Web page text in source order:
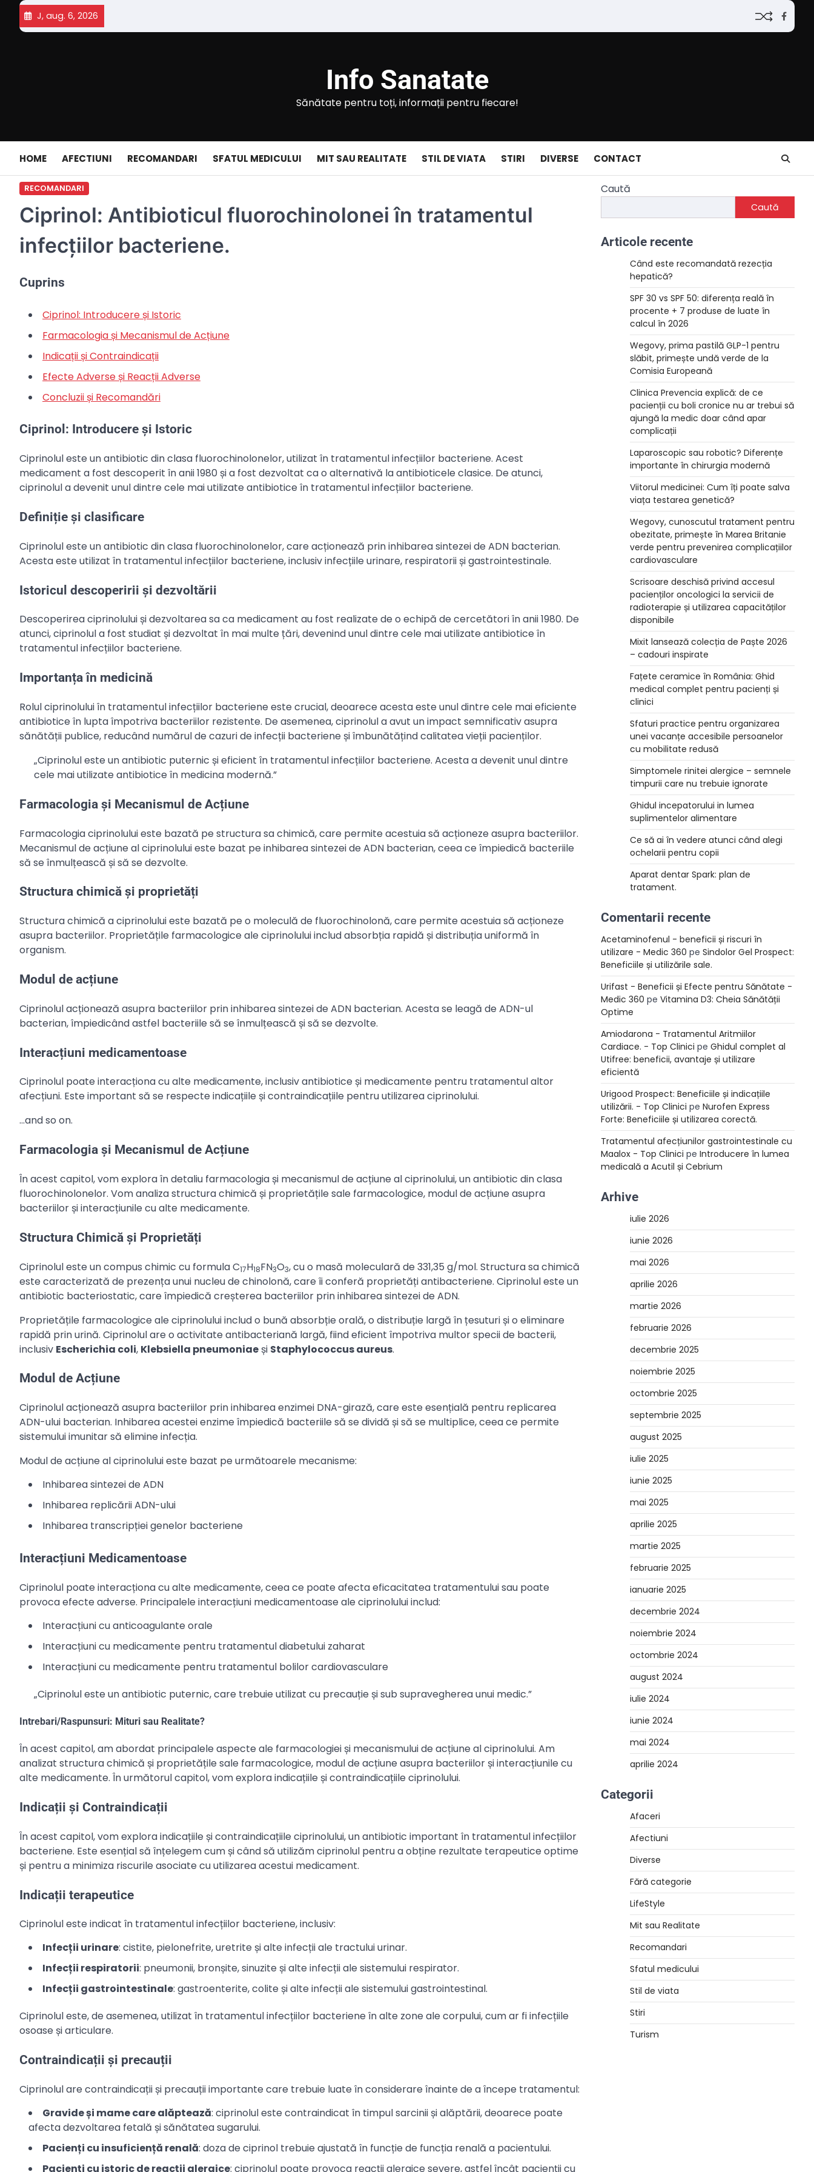
content
J, aug. 6, 2026
Info Sanatate
Sănătate pentru toți, informații pentru fiecare!
HOME AFECTIUNI RECOMANDARI SFATUL MEDICULUI MIT SAU REALITATE STIL DE VIATA STIRI DIVERSE CONTACT
RECOMANDARI
Ciprinol: Antibioticul fluorochinolonei în tratamentul
infecțiilor bacteriene.
Cuprins
Ciprinol: Introducere și Istoric
Farmacologia și Mecanismul de Acțiune
Indicații și Contraindicații
Efecte Adverse și Reacții Adverse
Concluzii și Recomandări
Ciprinol: Introducere și Istoric
Ciprinolul este un antibiotic din clasa fluorochinolonelor, utilizat în tratamentul infecțiilor bacteriene. Acest
medicament a fost descoperit în anii 1980 și a fost dezvoltat ca o alternativă la antibioticele clasice. De atunci,
ciprinolul a devenit unul dintre cele mai utilizate antibiotice în tratamentul infecțiilor bacteriene.
Definiție și clasificare
Ciprinolul este un antibiotic din clasa fluorochinolonelor, care acționează prin inhibarea sintezei de ADN bacterian.
Acesta este utilizat în tratamentul infecțiilor bacteriene, inclusiv infecțiile urinare, respiratorii și gastrointestinale.
Istoricul descoperirii și dezvoltării
Descoperirea ciprinolului și dezvoltarea sa ca medicament au fost realizate de o echipă de cercetători în anii 1980. De
atunci, ciprinolul a fost studiat și dezvoltat în mai multe țări, devenind unul dintre cele mai utilizate antibiotice în
tratamentul infecțiilor bacteriene.
Importanța în medicină
Rolul ciprinolului în tratamentul infecțiilor bacteriene este crucial, deoarece acesta este unul dintre cele mai eficiente
antibiotice în lupta împotriva bacteriilor rezistente. De asemenea, ciprinolul a avut un impact semnificativ asupra
sănătății publice, reducând numărul de cazuri de infecții bacteriene și îmbunătățind calitatea vieții pacienților.
„Ciprinolul este un antibiotic puternic și eficient în tratamentul infecțiilor bacteriene. Acesta a devenit unul dintre
cele mai utilizate antibiotice în medicina modernă.”
Farmacologia și Mecanismul de Acțiune
Farmacologia ciprinolului este bazată pe structura sa chimică, care permite acestuia să acționeze asupra bacteriilor.
Mecanismul de acțiune al ciprinolului este bazat pe inhibarea sintezei de ADN bacterian, ceea ce împiedică bacteriile
să se înmulțească și să se dezvolte.
Structura chimică și proprietăți
Structura chimică a ciprinolului este bazată pe o moleculă de fluorochinolonă, care permite acestuia să acționeze
asupra bacteriilor. Proprietățile farmacologice ale ciprinolului includ absorbția rapidă și distribuția uniformă în
organism.
Modul de acțiune
Ciprinolul acționează asupra bacteriilor prin inhibarea sintezei de ADN bacterian. Acesta se leagă de ADN-ul
bacterian, împiedicând astfel bacteriile să se înmulțească și să se dezvolte.
Interacțiuni medicamentoase
Ciprinolul poate interacționa cu alte medicamente, inclusiv antibiotice și medicamente pentru tratamentul altor
afecțiuni. Este important să se respecte indicațiile și contraindicațiile pentru utilizarea ciprinolului.
…and so on.
Farmacologia și Mecanismul de Acțiune
În acest capitol, vom explora în detaliu farmacologia și mecanismul de acțiune al ciprinolului, un antibiotic din clasa
fluorochinolonelor. Vom analiza structura chimică și proprietățile sale farmacologice, modul de acțiune asupra
bacteriilor și interacțiunile cu alte medicamente.
Structura Chimică și Proprietăți
Ciprinolul este un compus chimic cu formula C17H18FN3O3, cu o masă moleculară de 331,35 g/mol. Structura sa chimică
este caracterizată de prezența unui nucleu de chinolonă, care îi conferă proprietăți antibacteriene. Ciprinolul este un
antibiotic bacteriostatic, care împiedică creșterea bacteriilor prin inhibarea sintezei de ADN.
Proprietățile farmacologice ale ciprinolului includ o bună absorbție orală, o distribuție largă în țesuturi și o eliminare
rapidă prin urină. Ciprinolul are o activitate antibacteriană largă, fiind eficient împotriva multor specii de bacterii,
inclusiv Escherichia coli, Klebsiella pneumoniae și Staphylococcus aureus.
Modul de Acțiune
Ciprinolul acționează asupra bacteriilor prin inhibarea enzimei DNA-girază, care este esențială pentru replicarea
ADN-ului bacterian. Inhibarea acestei enzime împiedică bacteriile să se dividă și să se multiplice, ceea ce permite
sistemului imunitar să elimine infecția.
Modul de acțiune al ciprinolului este bazat pe următoarele mecanisme:
Inhibarea sintezei de ADN
Inhibarea replicării ADN-ului
Inhibarea transcripției genelor bacteriene
Interacțiuni Medicamentoase
Ciprinolul poate interacționa cu alte medicamente, ceea ce poate afecta eficacitatea tratamentului sau poate
provoca efecte adverse. Principalele interacțiuni medicamentoase ale ciprinolului includ:
Interacțiuni cu anticoagulante orale
Interacțiuni cu medicamente pentru tratamentul diabetului zaharat
Interacțiuni cu medicamente pentru tratamentul bolilor cardiovasculare
„Ciprinolul este un antibiotic puternic, care trebuie utilizat cu precauție și sub supravegherea unui medic.”
Intrebari/Raspunsuri: Mituri sau Realitate?
În acest capitol, am abordat principalele aspecte ale farmacologiei și mecanismului de acțiune al ciprinolului. Am
analizat structura chimică și proprietățile sale farmacologice, modul de acțiune asupra bacteriilor și interacțiunile cu
alte medicamente. În următorul capitol, vom explora indicațiile și contraindicațiile ciprinolului.
Indicații și Contraindicații
În acest capitol, vom explora indicațiile și contraindicațiile ciprinolului, un antibiotic important în tratamentul infecțiilor
bacteriene. Este esențial să înțelegem cum și când să utilizăm ciprinolul pentru a obține rezultate terapeutice optime
și pentru a minimiza riscurile asociate cu utilizarea acestui medicament.
Indicații terapeutice
Ciprinolul este indicat în tratamentul infecțiilor bacteriene, inclusiv:
Infecții urinare: cistite, pielonefrite, uretrite și alte infecții ale tractului urinar.
Infecții respiratorii: pneumonii, bronșite, sinuzite și alte infecții ale sistemului respirator.
Infecții gastrointestinale: gastroenterite, colite și alte infecții ale sistemului gastrointestinal.
Ciprinolul este, de asemenea, utilizat în tratamentul infecțiilor bacteriene în alte zone ale corpului, cum ar fi infecțiile
osoase și articulare.
Contraindicații și precauții
Ciprinolul are contraindicații și precauții importante care trebuie luate în considerare înainte de a începe tratamentul:
Gravide și mame care alăptează: ciprinolul este contraindicat în timpul sarcinii și alăptării, deoarece poate
afecta dezvoltarea fetală și sănătatea sugarului.
Pacienți cu insuficiență renală: doza de ciprinol trebuie ajustată în funcție de funcția renală a pacientului.
Pacienți cu istoric de reacții alergice: ciprinolul poate provoca reacții alergice severe, astfel încât pacienții cu
Caută
Caută
Articole recente
Când este recomandată rezecția
hepatică?
SPF 30 vs SPF 50: diferența reală în
procente + 7 produse de luate în
calcul în 2026
Wegovy, prima pastilă GLP-1 pentru
slăbit, primește undă verde de la
Comisia Europeană
Clinica Prevencia explică: de ce
pacienții cu boli cronice nu ar trebui să
ajungă la medic doar când apar
complicații
Laparoscopic sau robotic? Diferențe
importante în chirurgia modernă
Viitorul medicinei: Cum îți poate salva
viața testarea genetică?
Wegovy, cunoscutul tratament pentru
obezitate, primește în Marea Britanie
verde pentru prevenirea complicațiilor
cardiovasculare
Scrisoare deschisă privind accesul
pacienților oncologici la servicii de
radioterapie și utilizarea capacităților
disponibile
Mixit lansează colecția de Paște 2026
– cadouri inspirate
Fațete ceramice în România: Ghid
medical complet pentru pacienți și
clinici
Sfaturi practice pentru organizarea
unei vacanțe accesibile persoanelor
cu mobilitate redusă
Simptomele rinitei alergice – semnele
timpurii care nu trebuie ignorate
Ghidul incepatorului in lumea
suplimentelor alimentare
Ce să ai în vedere atunci când alegi
ochelarii pentru copii
Aparat dentar Spark: plan de
tratament.
Comentarii recente
Acetaminofenul - beneficii și riscuri în
utilizare - Medic 360 pe Sindolor Gel Prospect:
Beneficiile și utilizările sale.
Urifast - Beneficii și Efecte pentru Sănătate -
Medic 360 pe Vitamina D3: Cheia Sănătății
Optime
Amiodarona - Tratamentul Aritmiilor
Cardiace. - Top Clinici pe Ghidul complet al
Utifree: beneficii, avantaje și utilizare
eficientă
Urigood Prospect: Beneficiile și indicațiile
utilizării. - Top Clinici pe Nurofen Express
Forte: Beneficiile și utilizarea corectă.
Tratamentul afecțiunilor gastrointestinale cu
Maalox - Top Clinici pe Introducere în lumea
medicală a Acutil și Cebrium
Arhive
iulie 2026
iunie 2026
mai 2026
aprilie 2026
martie 2026
februarie 2026
decembrie 2025
noiembrie 2025
octombrie 2025
septembrie 2025
august 2025
iulie 2025
iunie 2025
mai 2025
aprilie 2025
martie 2025
februarie 2025
ianuarie 2025
decembrie 2024
noiembrie 2024
octombrie 2024
august 2024
iulie 2024
iunie 2024
mai 2024
aprilie 2024
Categorii
Afaceri
Afectiuni
Diverse
Fără categorie
LifeStyle
Mit sau Realitate
Recomandari
Sfatul medicului
Stil de viata
Stiri
Turism